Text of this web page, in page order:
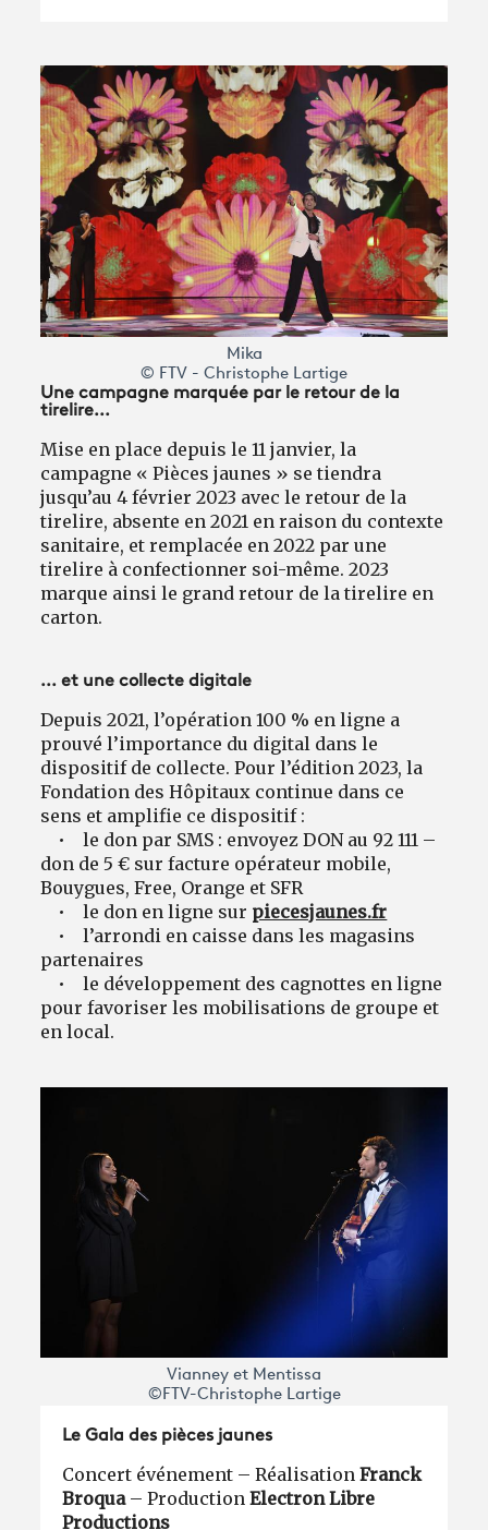
Mika
© FTV - Christophe Lartige
Une campagne marquée par le retour de la
tirelire...
Mise en place depuis le 11 janvier, la
campagne « Pièces jaunes » se tiendra
jusqu’au 4 février 2023 avec le retour de la
tirelire, absente en 2021 en raison du contexte
sanitaire, et remplacée en 2022 par une
tirelire à confectionner soi-même. 2023
marque ainsi le grand retour de la tirelire en
carton.
... et une collecte digitale
Depuis 2021, l’opération 100 % en ligne a
prouvé l’importance du digital dans le
dispositif de collecte. Pour l’édition 2023, la
Fondation des Hôpitaux continue dans ce
sens et amplifie ce dispositif :
• le don par SMS : envoyez DON au 92 111 –
don de 5 € sur facture opérateur mobile,
Bouygues, Free, Orange et SFR
• le don en ligne sur piecesjaunes.fr
• l’arrondi en caisse dans les magasins
partenaires
• le développement des cagnottes en ligne
pour favoriser les mobilisations de groupe et
en local.
Vianney et Mentissa
©FTV-Christophe Lartige
Le Gala des pièces jaunes
Concert événement – RéalisationFranck
Broqua– ProductionElectron Libre
Productions